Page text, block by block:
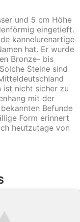
und 5 cm Höhe
eingetieft.
kannelurenartige
hat. Er wurde
Bronze- bis
Steine sind
ist nicht sicher zu
mit der
Befunde
Form erinnert
heutzutage von